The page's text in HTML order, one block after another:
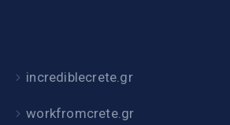
incrediblecrete.gr
workfromcrete.gr